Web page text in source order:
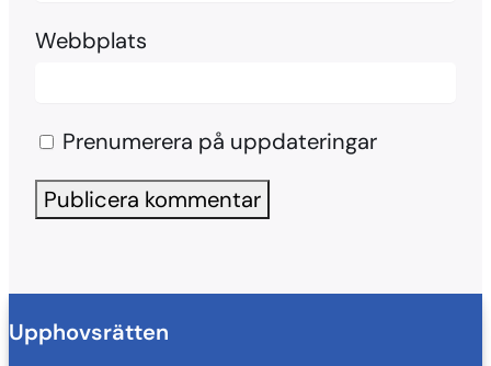
Webbplats
Prenumerera på uppdateringar
Upphovsrätten